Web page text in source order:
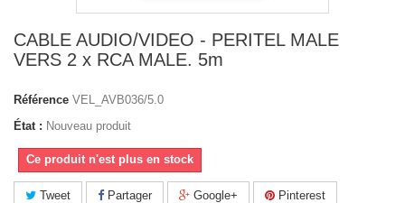
CABLE AUDIO/VIDEO - PERITEL MALE
VERS 2 x RCA MALE. 5m
Référence VEL_AVB036/5.0
État : Nouveau produit
Ce produit n'est plus en stock
Tweet Partager Google+ Pinterest